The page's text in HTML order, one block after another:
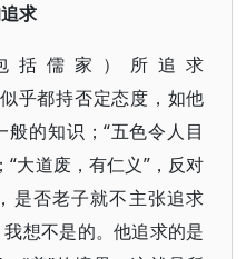
求
括儒家）所追求
乎都持否定态度，如他
的知识；“五色令人目
大道废，有仁义”，反对
是否老子就不主张追求
想不是的。他追求的是